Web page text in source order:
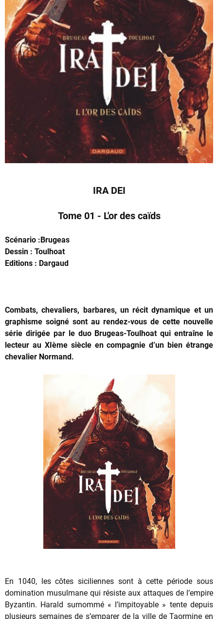
IRA DEI
Tome 01 - L'or des caïds
Scénario :Brugeas
Dessin : Toulhoat
Editions : Dargaud
Combats, chevaliers, barbares, un récit dynamique et un
graphisme soigné sont au rendez-vous de cette nouvelle
série dirigée par le duo Brugeas-Toulhoat qui entraîne le
lecteur au XIème siècle en compagnie d’un bien étrange
chevalier Normand.
En 1040, les côtes siciliennes sont à cette période sous
domination musulmane qui résiste aux attaques de l’empire
Byzantin. Harald surnommé « l’impitoyable » tente depuis
plusieurs semaines de s’emparer de la ville de Taormine en